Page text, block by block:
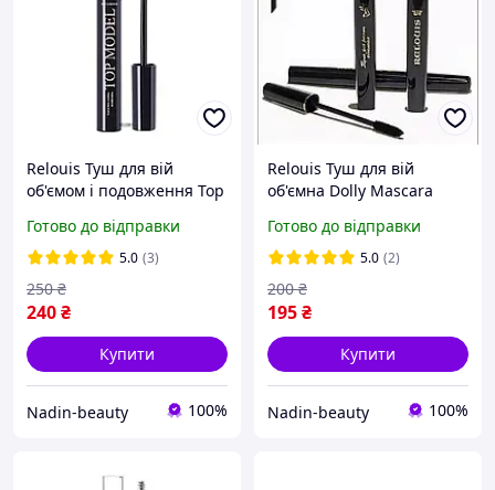
Relouis Туш для вій
об'ємом і подовження Top
Готово до відправки
5.0 (3)
240₴
250 ₴
Купити
Nadin-beauty 100%
Relouis Туш для вій
об'ємна Dolly Mascara
Готово до відправки
5.0 (2)
195₴
200 ₴
Купити
Nadin-beauty 100%